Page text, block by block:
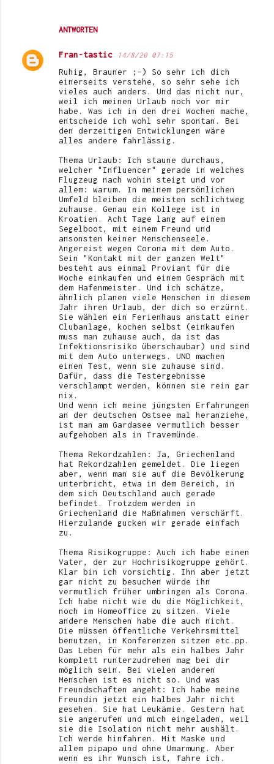
ANTWORTEN
Fran-tastic 14/8/20 07:15
Ruhig, Brauner ;-) So sehr ich dich
einerseits verstehe, so sehr sehe ich
vieles auch anders. Und das nicht nur,
weil ich meinen Urlaub noch vor mir
habe. Was ich in den drei Wochen mache,
entscheide ich wohl sehr spontan. Bei
den derzeitigen Entwicklungen wäre
alles andere fahrlässig.
Thema Urlaub: Ich staune durchaus,
welcher "Influencer" gerade in welches
Flugzeug nach wohin steigt und vor
allem: warum. In meinem persönlichen
Umfeld bleiben die meisten schlichtweg
zuhause. Genau ein Kollege ist in
Kroatien. Acht Tage lang auf einem
Segelboot, mit einem Freund und
ansonsten keiner Menschenseele.
Angereist wegen Corona mit dem Auto.
Sein "Kontakt mit der ganzen Welt"
besteht aus einmal Proviant für die
Woche einkaufen und einem Gespräch mit
dem Hafenmeister. Und ich schätze,
ähnlich planen viele Menschen in diesem
Jahr ihren Urlaub, der dich so erzürnt.
Sie wählen ein Ferienhaus anstatt einer
Clubanlage, kochen selbst (einkaufen
muss man zuhause auch, da ist das
Infektionsrisiko überschaubar) und sind
mit dem Auto unterwegs. UND machen
einen Test, wenn sie zuhause sind.
Dafür, dass die Testergebnisse
verschlampt werden, können sie rein gar
nix.
Und wenn ich meine jüngsten Erfahrungen
an der deutschen Ostsee mal heranziehe,
ist man am Gardasee vermutlich besser
aufgehoben als in Travemünde.
Thema Rekordzahlen: Ja, Griechenland
hat Rekordzahlen gemeldet. Die liegen
aber, wenn man sie auf die Bevölkerung
unterbricht, etwa in dem Bereich, in
dem sich Deutschland auch gerade
befindet. Trotzdem werden in
Griechenland die Maßnahmen verschärft.
Hierzulande gucken wir gerade einfach
zu.
Thema Risikogruppe: Auch ich habe einen
Vater, der zur Hochrisikogruppe gehört.
Klar bin ich vorsichtig. Ihn aber jetzt
gar nicht zu besuchen würde ihn
vermutlich früher umbringen als Corona.
Ich habe nicht wie du die Möglichkeit,
noch im Homeoffice zu sitzen. Viele
andere Menschen habe die auch nicht.
Die müssen öffentliche Verkehrsmittel
benutzen, in Konferenzen sitzen etc.pp.
Das Leben für mehr als ein halbes Jahr
komplett runterzudrehen mag bei dir
möglich sein. Bei vielen anderen
Menschen ist es nicht so. Und was
Freundschaften angeht: Ich habe meine
Freundin jetzt ein halbes Jahr nicht
gesehen. Sie hat Leukämie. Gestern hat
sie angerufen und mich eingeladen, weil
sie die Isolation nicht mehr aushält.
Ich werde hinfahren. Mit Maske und
allem pipapo und ohne Umarmung. Aber
wenn es ihr Wunsch ist, fahre ich.